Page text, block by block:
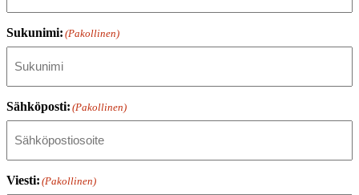
Sukunimi: (Pakollinen)
Sähköposti: (Pakollinen)
Viesti: (Pakollinen)